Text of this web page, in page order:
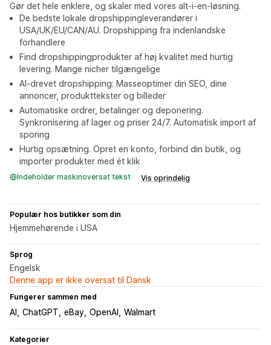
Gør det hele enklere, og skaler med vores alt-i-en-løsning.
De bedste lokale dropshippingleverandører i
USA/UK/EU/CAN/AU. Dropshipping fra indenlandske
forhandlere
Find dropshippingprodukter af høj kvalitet med hurtig
levering. Mange nicher tilgængelige
AI-drevet dropshipping: Masseoptimer din SEO, dine
annoncer, produkttekster og billeder
Automatiske ordrer, betalinger og deponering.
Synkronisering af lager og priser 24/7. Automatisk import af
sporing
Hurtig opsætning. Opret en konto, forbind din butik, og
importer produkter med ét klik
Indeholder maskinoversat tekst Vis oprindelig
Populær hos butikker som din
Hjemmehørende i USA
Sprog
Engelsk
Denne app er ikke oversat til Dansk
Fungerer sammen med
AI ChatGPT eBay OpenAI Walmart
Kategorier